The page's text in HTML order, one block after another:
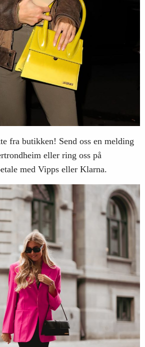
fra butikken! Send oss en melding
eller ring oss på
med Vipps eller Klarna.